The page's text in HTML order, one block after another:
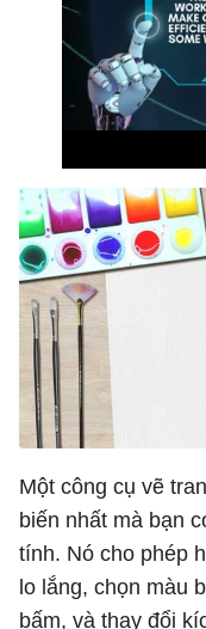
Một công cụ vẽ
biến nhất mà bạn
tính. Nó cho phép
lo lắng, chọn màu
bấm, và thay đổi